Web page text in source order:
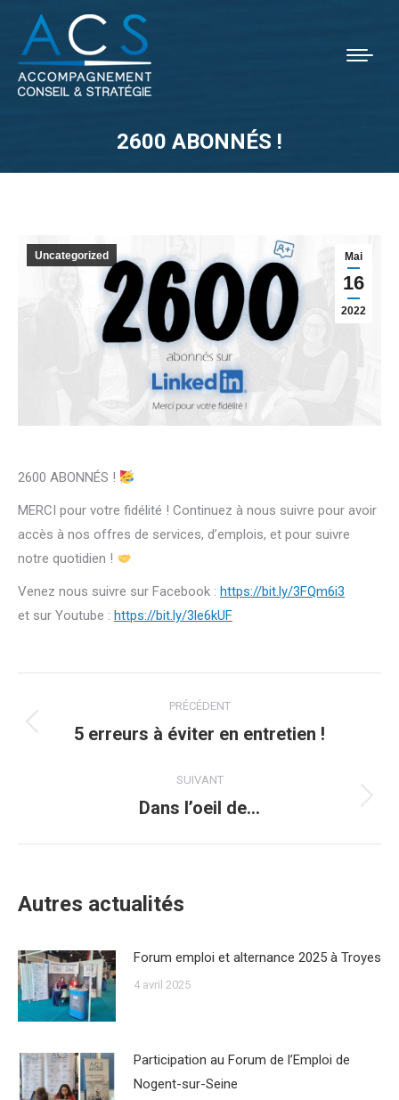
2600 ABONNÉS !
Mai
16
2022
Uncategorized
2600 ABONNÉS !
MERCI pour votre fidélité ! Continuez à nous suivre pour avoir
accès à nos offres de services, d’emplois, et pour suivre
notre quotidien !
Venez nous suivre sur Facebook : https://bit.ly/3FQm6i3
et sur Youtube : https://bit.ly/3le6kUF
article
PRÉCÉDENT
Article
:
5 erreurs à éviter en entretien !
SUIVANT
Article
Dans l’oeil de…
Autres actualités
Forum emploi et alternance 2025 à Troyes
4 avril 2025
Participation au Forum de l’Emploi de
Nogent-sur-Seine